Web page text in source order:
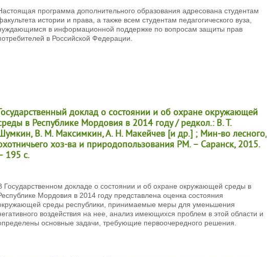
программа дополнительного образования адресована студентам
истории и права, а также всем студентам педагогического вуза,
в информационной поддержке по вопросам защиты прав
в Российской Федерации.
доклад о состоянии и об охране окружающей
в Республике Мордовия в 2014 году / редкол.: В. Т.
В. М. Максимкин, А. Н. Макейчев [и др.] ; Мин-во лесного,
хоз-ва и природопользования РМ. – Саранск, 2015.
195 с.
Государственном докладе о состоянии и об охране окружающей среды в
Мордовия в 2014 году представлена оценка состояния
среды республики, принимаемые меры для уменьшения
воздействия на нее, анализ имеющихся проблем в этой области и
основные задачи, требующие первоочередного решения.